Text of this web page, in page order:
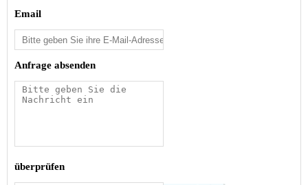
Email
Anfrage absenden
überprüfen